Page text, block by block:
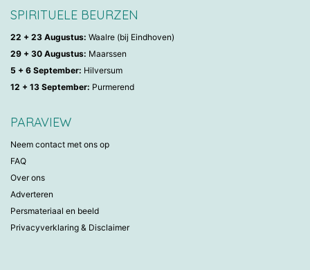
SPIRITUELE BEURZEN
22 + 23 Augustus: Waalre (bij Eindhoven)
29 + 30 Augustus: Maarssen
5 + 6 September: Hilversum
12 + 13 September: Purmerend
PARAVIEW
Neem contact met ons op
FAQ
Over ons
Adverteren
Persmateriaal en beeld
Privacyverklaring & Disclaimer